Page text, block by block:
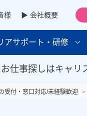
様 ▶ 会社概要
アサポート・研修
仕事探しはキャリ
受付・窓口対応/未経験歓迎